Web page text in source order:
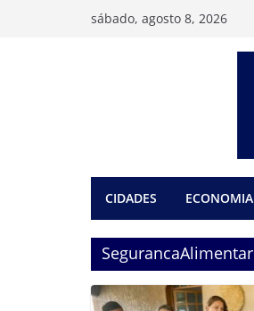
sábado, agosto 8, 2026
CIDADES ECONOMIA
SegurancaAlimentar